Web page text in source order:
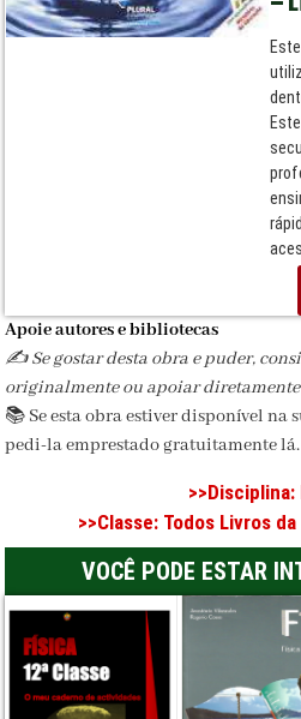
Apoie autores e bibliotecas
✍️ Se gostar desta obra e puder,
originalmente ou apoiar diretamente
📚 Se esta obra estiver disponível
pedi-la emprestado gratuitamente lá.
>>Disciplina:
>>Classe: Todos Livros da
VOCÊ PODE ESTAR